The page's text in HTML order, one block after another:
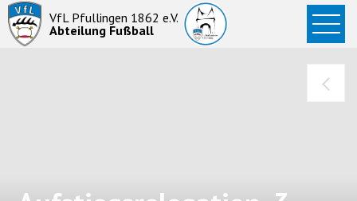
VfL Pfullingen 1862 e.V.
Abteilung Fußball
Startseite
News